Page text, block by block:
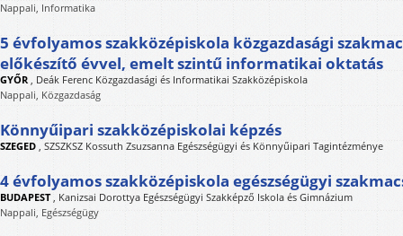
Nappali, Informatika
5 évfolyamos szakközépiskola közgazdasági
előkészítő évvel, emelt szintű informatikai oktatás
GYŐR , Deák Ferenc Közgazdasági és Informatikai Szakközépiskola
Nappali, Közgazdaság
Könnyűipari szakközépiskolai képzés
SZEGED , SZSZKSZ Kossuth Zsuzsanna Egészségügyi és Könnyűipari Tagintézménye
4 évfolyamos szakközépiskola egészségügyi
BUDAPEST, Kanizsai Dorottya Egészségügyi Szakképző Iskola és Gimnázium
Nappali, Egészségügy